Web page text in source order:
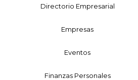
Directorio Empresarial
Empresas
Eventos
Finanzas Personales